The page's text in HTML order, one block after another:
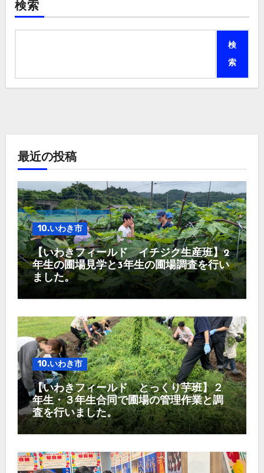
検索
検
索
最近の投稿
10.いわき市
【いわきフィールド イチジク生産班】2
年生の圃場見学と3年生の圃場調査を行い
ました。
10.いわき市
【いわきフィールド とっくり芋班】２
年生・３年生合同で圃場の管理作業と調
査を行いました。